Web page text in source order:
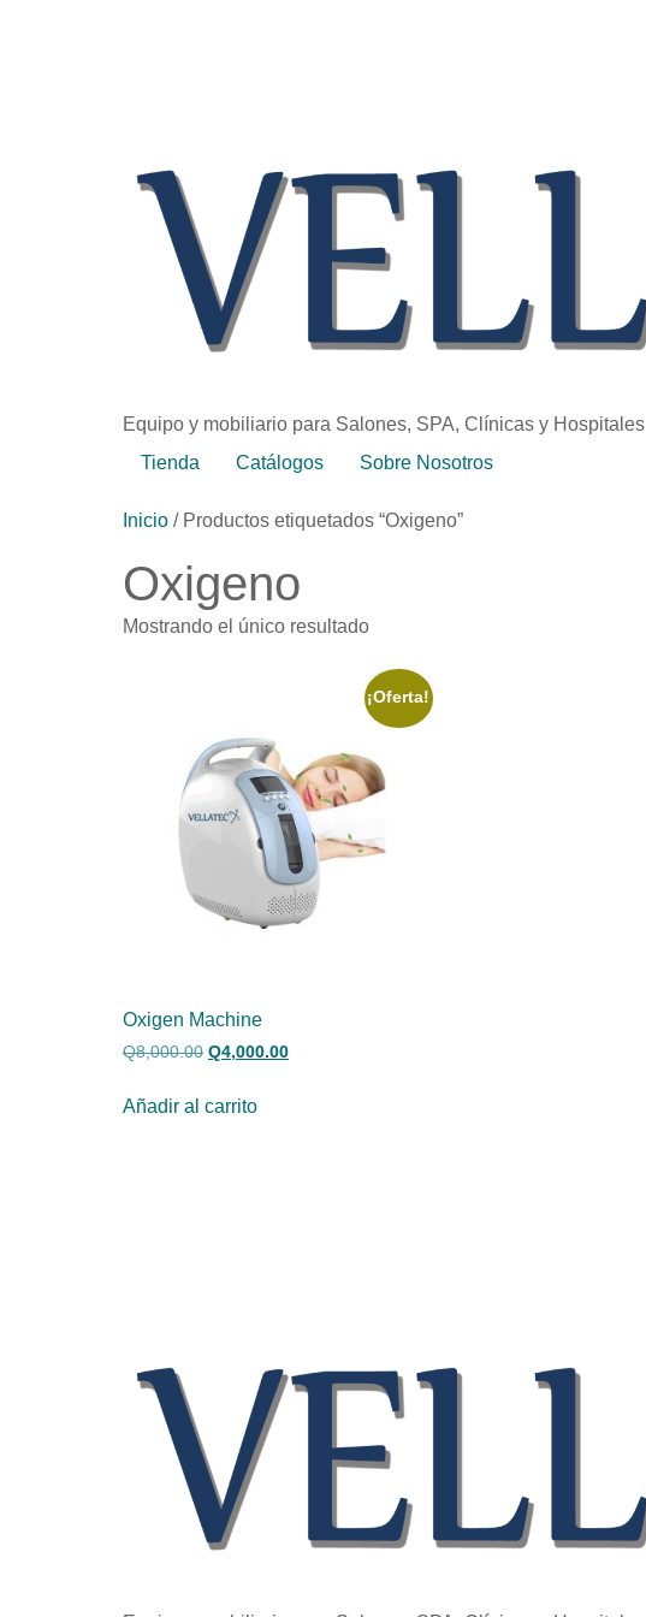
Equipo y mobiliario para Salones, SPA, Clínicas y Hospitales
Tienda
Catálogos Sobre Nosotros
Inicio / Productos etiquetados “Oxigeno”
Oxigeno
Mostrando el único resultado
¡Oferta!
Oxigen Machine
Q8,000.00 Q4,000.00
Añadir al carrito